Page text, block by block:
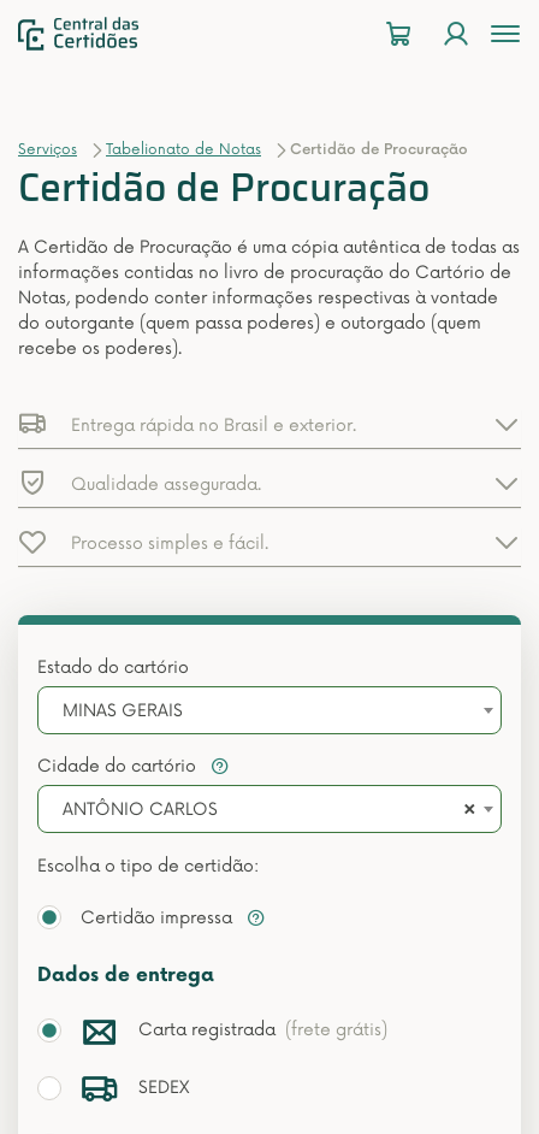
Serviços Tabelionato de Notas Certidão de Procuração
Certidão de Procuração
A Certidão de Procuração é uma cópia autêntica de todas as
informações contidas no livro de procuração do Cartório de
Notas, podendo conter informações respectivas à vontade
do outorgante (quem passa poderes) e outorgado (quem
recebe os poderes).
Entrega rápida no Brasil e exterior.
Qualidade assegurada.
Processo simples e fácil.
Estado do cartório
MINAS GERAIS
Cidade do cartório
×
ANTÔNIO CARLOS
Escolha o tipo de certidão:
Certidão impressa
Dados de entrega
Carta registrada (frete grátis)
SEDEX